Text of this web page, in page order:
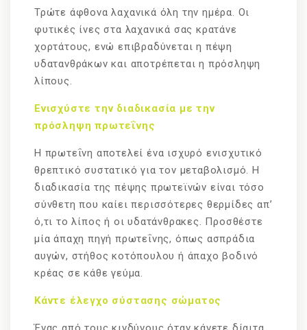
Τρώτε άφθονα λαχανικά όλη την ημέρα. Οι
φυτικές ίνες στα λαχανικά σας κρατάνε
χορτάτους, ενώ επιβραδύνεται η πέψη
υδατανθράκων και αποτρέπεται η πρόσληψη
λίπους.
Ενισχύστε την διαδικασία με την
πρόσληψη πρωτεΐνης
Η πρωτεΐνη αποτελεί ένα ισχυρό ενισχυτικό
θρεπτικό συστατικό για τον μεταβολισμό. Η
διαδικασία της πέψης πρωτεϊνών είναι τόσο
σύνθετη που καίει περισσότερες θερμίδες απ’
ό,τι το λίπος ή οι υδατάνθρακες. Προσθέστε
μία άπαχη πηγή πρωτεΐνης, όπως ασπράδια
αυγών, στήθος κοτόπουλου ή άπαχο βοδινό
κρέας σε κάθε γεύμα.
Κάντε έλεγχο σύστασης σώματος